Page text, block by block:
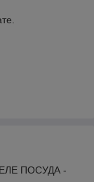
ПОСУДА -